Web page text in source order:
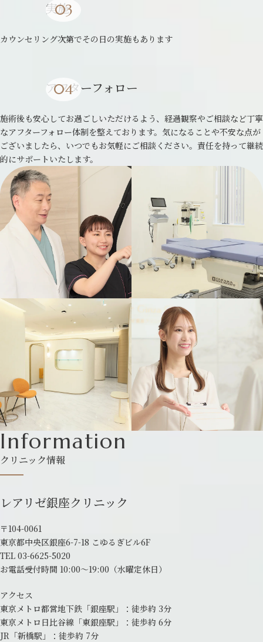
実施
カウンセリング次第でその日の実施もあります
アフターフォロー
施術後も安心してお過ごしいただけるよう、経過観察やご相談など丁寧
なアフターフォロー体制を整えております。気になることや不安な点が
ございましたら、いつでもお気軽にご相談ください。責任を持って継続
的にサポートいたします。
Information
クリニック情報
レアリゼ銀座クリニック
〒104-0061
東京都中央区銀座6-7-18 こゆるぎビル6F
TEL 03-6625-5020
お電話受付時間 10:00～19:00 （水曜定休日）
アクセス
東京メトロ都営地下鉄「銀座駅」： 徒歩約 3分
東京メトロ日比谷線「東銀座駅」： 徒歩約 6分
JR「新橋駅」：徒歩約 7分